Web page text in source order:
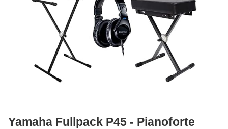
Yamaha Fullpack P45 - Pianoforte